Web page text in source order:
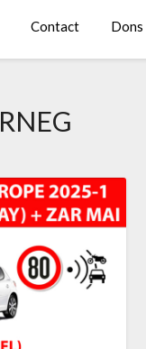
Contact Dons
RNEG